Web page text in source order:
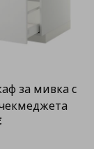
за мивка с